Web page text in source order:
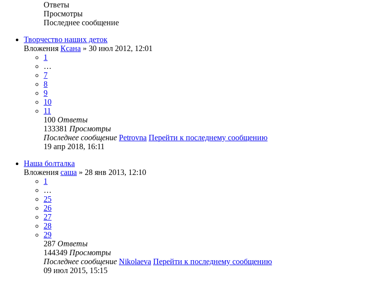
Ответы
Просмотры
Последнее сообщение
Творчество наших деток
Вложения Ксана » 30 июл 2012, 12:01
1
…
7
8
9
10
11
100 Ответы
133381 Просмотры
Последнее сообщение Petrovna Перейти к последнему сообщению
19 апр 2018, 16:11
Наша болталка
Вложения саша » 28 янв 2013, 12:10
1
…
25
26
27
28
29
287 Ответы
144349 Просмотры
Последнее сообщение Nikolaeva Перейти к последнему сообщению
09 июл 2015, 15:15